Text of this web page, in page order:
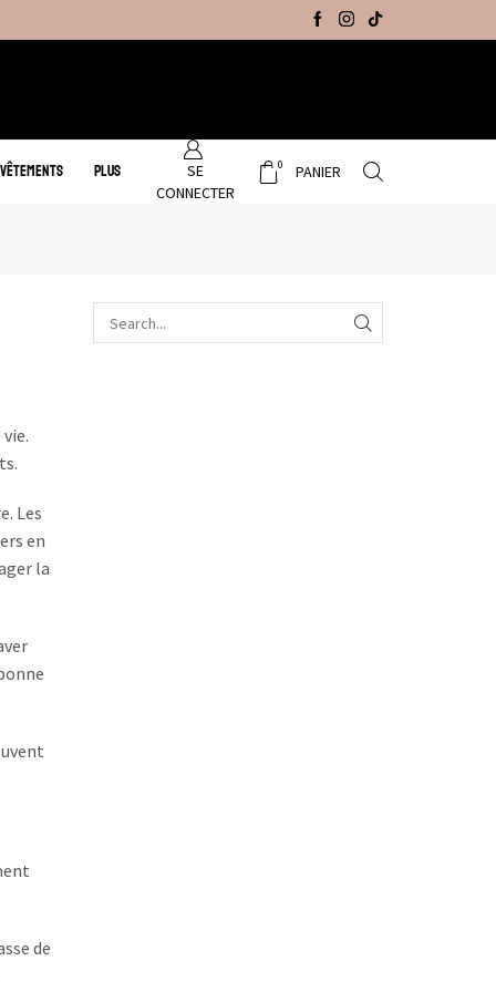
Promo Hiver : Livraison gratuite sur tous
PLUS
SE
CONNECTER
0 PANIER
Les
en
la
de